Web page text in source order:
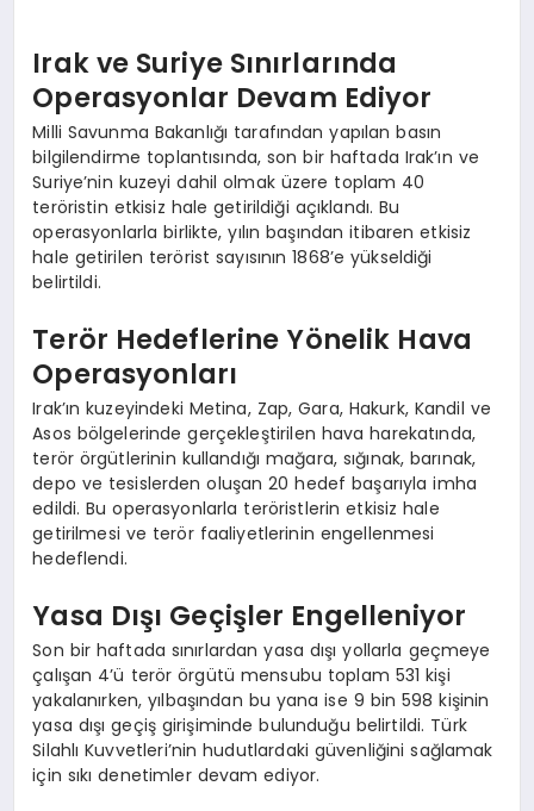
Irak ve Suriye Sınırlarında
Operasyonlar Devam Ediyor
Milli Savunma Bakanlığı tarafından yapılan basın
bilgilendirme toplantısında, son bir haftada Irak’ın ve
Suriye’nin kuzeyi dahil olmak üzere toplam 40
teröristin etkisiz hale getirildiği açıklandı. Bu
operasyonlarla birlikte, yılın başından itibaren etkisiz
hale getirilen terörist sayısının 1868’e yükseldiği
belirtildi.
Terör Hedeflerine Yönelik Hava
Operasyonları
Irak’ın kuzeyindeki Metina, Zap, Gara, Hakurk, Kandil ve
Asos bölgelerinde gerçekleştirilen hava harekatında,
terör örgütlerinin kullandığı mağara, sığınak, barınak,
depo ve tesislerden oluşan 20 hedef başarıyla imha
edildi. Bu operasyonlarla teröristlerin etkisiz hale
getirilmesi ve terör faaliyetlerinin engellenmesi
hedeflendi.
Yasa Dışı Geçişler Engelleniyor
Son bir haftada sınırlardan yasa dışı yollarla geçmeye
çalışan 4’ü terör örgütü mensubu toplam 531 kişi
yakalanırken, yılbaşından bu yana ise 9 bin 598 kişinin
yasa dışı geçiş girişiminde bulunduğu belirtildi. Türk
Silahlı Kuvvetleri’nin hudutlardaki güvenliğini sağlamak
için sıkı denetimler devam ediyor.